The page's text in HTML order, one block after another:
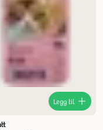
Legg til